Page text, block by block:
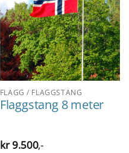
FLAGG / FLAGGSTANG
Flaggstang 8 meter
kr9.500,-